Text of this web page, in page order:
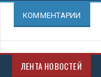
КОММЕНТАРИИ
ЛЕНТА НОВОСТЕЙ